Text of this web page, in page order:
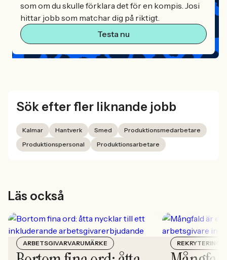
som om du skulle förklara det för en kompis. Josi
hittar jobb som matchar dig på riktigt.
Testa nu
Sök efter fler liknande jobb
Kalmar Hantverk Smed
Produktionsmedarbetare
Produktionspersonal
Produktionsarbetare
Läs också
ARBETSGIVARVARUMÄRKE REKRYTERING